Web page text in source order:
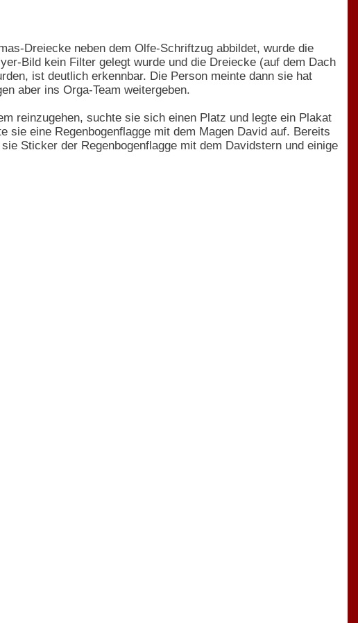
Dreiecke neben dem Olfe-Schriftzug abbildet, wurde die
Bild kein Filter gelegt wurde und die Dreiecke (auf dem Dach
ist deutlich erkennbar. Die Person meinte dann sie hat
aber ins Orga-Team weitergeben.
reinzugehen, suchte sie sich einen Platz und legte ein Plakat
eine Regenbogenflagge mit dem Magen David auf. Bereits
Sticker der Regenbogenflagge mit dem Davidstern und einige